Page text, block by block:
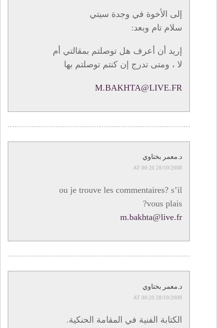
إلى الأخوة في وجدة سيتي
سلام تام وبعد:
إريد أن أعرف هل توصلتم بمقالتي أم
لا ، ومتى تدرج إن كنتم توصلتم بها
M.BAKHTA@LIVE.FR
د.معمر بختاوي
28/10/2008 AT 00:20
ou je trouve les commentaires? s’il
vous plais?
m.bakhta@live.fr
د.معمر بختاوي
28/10/2008 AT 00:20
الكتابة الفنية في المقامة الحنكية.